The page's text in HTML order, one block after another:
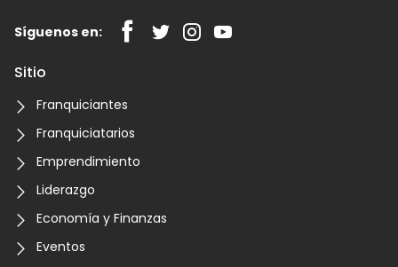
Síguenos en:
Sitio
Franquiciantes
Franquiciatarios
Emprendimiento
Liderazgo
Economía y Finanzas
Eventos